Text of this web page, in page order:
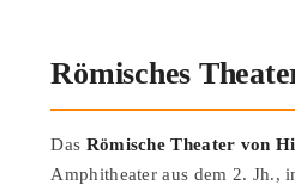
Römisches
Das Römische Theater von
Amphitheater aus dem 2. Jh.,